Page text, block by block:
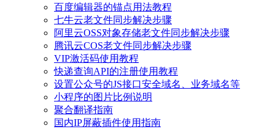
百度编辑器的锚点用法教程
七牛云老文件同步解决步骤
阿里云OSS对象存储老文件同步解决步骤
腾讯云COS老文件同步解决步骤
VIP激活码使用教程
快递查询API的注册使用教程
设置公众号的JS接口安全域名、业务域名等
小程序的图片比例说明
聚合翻译指南
国内IP屏蔽插件使用指南